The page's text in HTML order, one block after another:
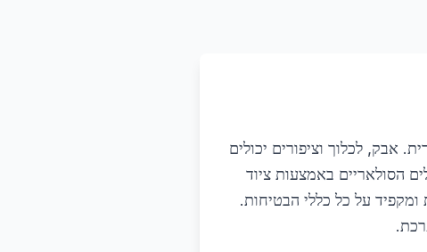
אבק, לכלוך וציפורים יכולים
של הפאנלים הסולאריים באמצעות ציוד
ומקפיד על כל כללי הבטיחות.